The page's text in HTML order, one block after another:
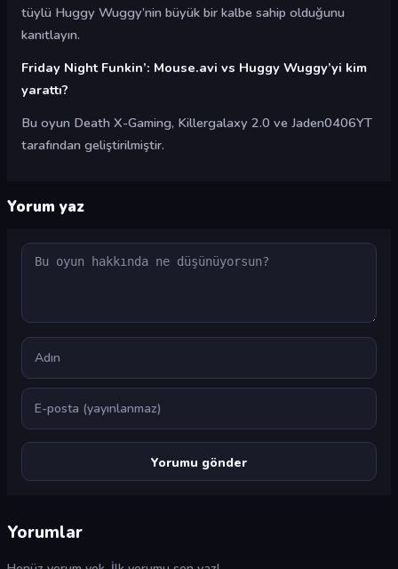
tüylü Huggy Wuggy’nin büyük bir kalbe sahip olduğunu
kanıtlayın.
Friday Night Funkin’: Mouse.avi vs Huggy Wuggy’yi kim
yarattı?
Bu oyun Death X-Gaming, Killergalaxy 2.0 ve Jaden0406YT
tarafından geliştirilmiştir.
Yorum yaz
Yorum
Ad
E-posta
Yorumlar